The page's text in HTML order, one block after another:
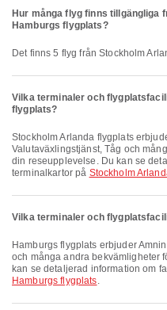
Hur många flyg finns tillgängliga
Hamburgs flygplats?
Det finns 5 flyg från Stockholm
Vilka terminaler och
flygplats?
Stockholm Arlanda flygplats erbjuder Banktjänster/ATM,
Valutaväxlingstjänst, Tåg och
din reseupplevelse. Du kan se
terminalkartor på Stockholm
Vilka terminaler och
Hamburgs flygplats erbjuder Amningsrum, Klinik och Apotek, Matställen
och många andra bekvämligheter
kan se detaljerad information om
Hamburgs flygplats.